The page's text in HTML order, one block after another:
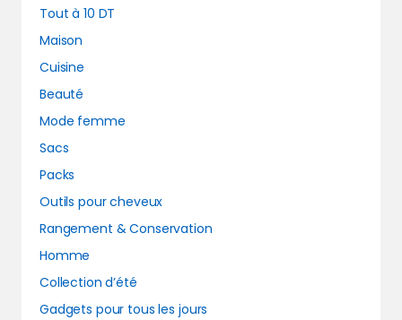
Tout à 10 DT
Maison
Cuisine
Beauté
Mode femme
Sacs
Packs
Outils pour cheveux
Rangement & Conservation
Homme
Collection d’été
Gadgets pour tous les jours